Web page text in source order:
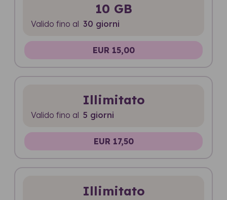
10 GB
Valido fino al 30 giorni
EUR 15,00
Illimitato
Valido fino al 5 giorni
EUR 17,50
Illimitato